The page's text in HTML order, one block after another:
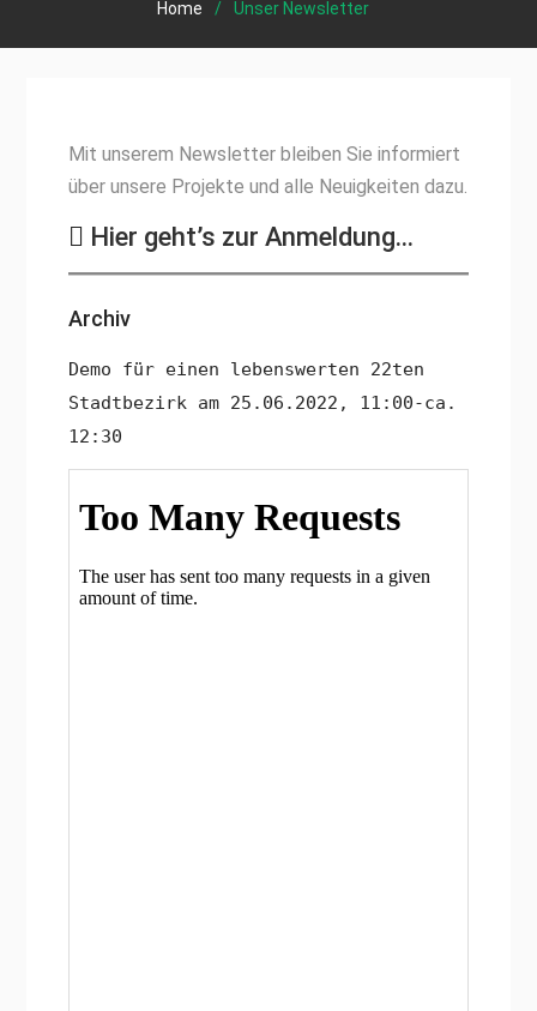
Home Unser Newsletter
Mit unserem Newsletter bleiben Sie informiert
über unsere Projekte und alle Neuigkeiten dazu.
Hier geht’s zur Anmeldung…
Archiv
Demo für einen lebenswerten 22ten
Stadtbezirk am 25.06.2022, 11:00-ca.
12:30